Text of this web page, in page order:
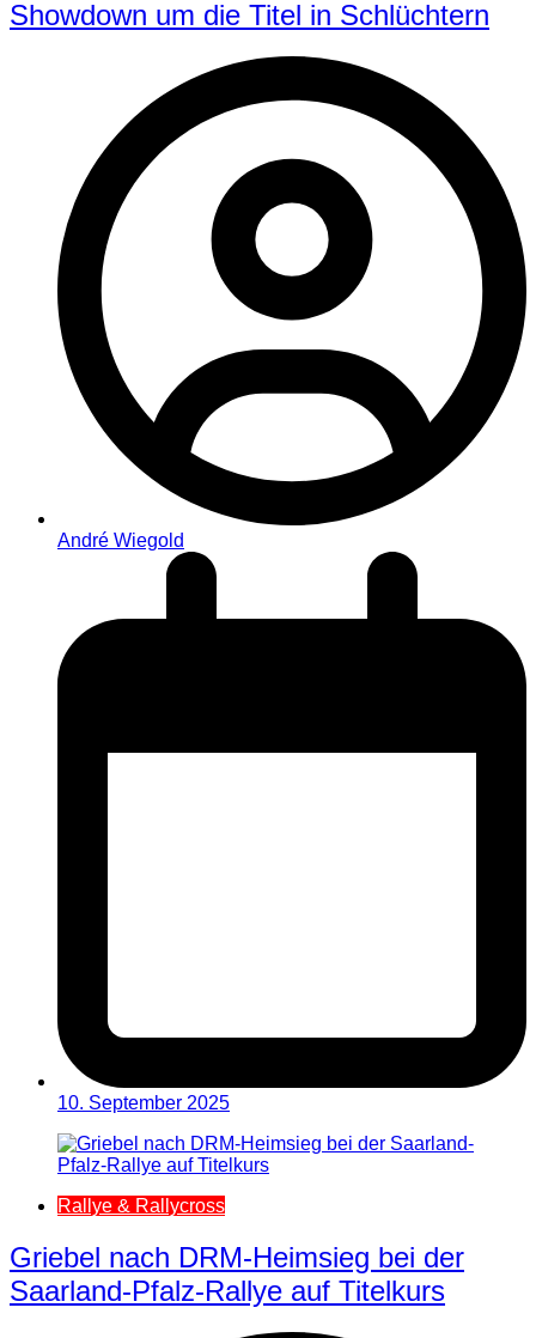
Showdown um die Titel in Schlüchtern
André Wiegold
10. September 2025
Rallye & Rallycross
Griebel nach DRM-Heimsieg bei der
Saarland-Pfalz-Rallye auf Titelkurs